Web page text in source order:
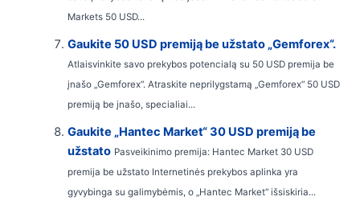
Markets 50 USD...
Gaukite 50 USD premiją be užstato „Gemforex“.
Atlaisvinkite savo prekybos potencialą su 50 USD premija be
įnašo „Gemforex“. Atraskite neprilygstamą „Gemforex“ 50 USD
premiją be įnašo, specialiai...
Gaukite „Hantec Market“ 30 USD premiją be
užstato Pasveikinimo premija: Hantec Market 30 USD
premija be užstato Internetinės prekybos aplinka yra
gyvybinga su galimybėmis, o „Hantec Market“ išsiskiria...